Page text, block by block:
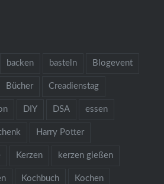
backen basteln Blogevent
Bücher Creadienstag
DIY DSA essen
Harry Potter
Kerzen kerzen gießen
Kochbuch Kochen